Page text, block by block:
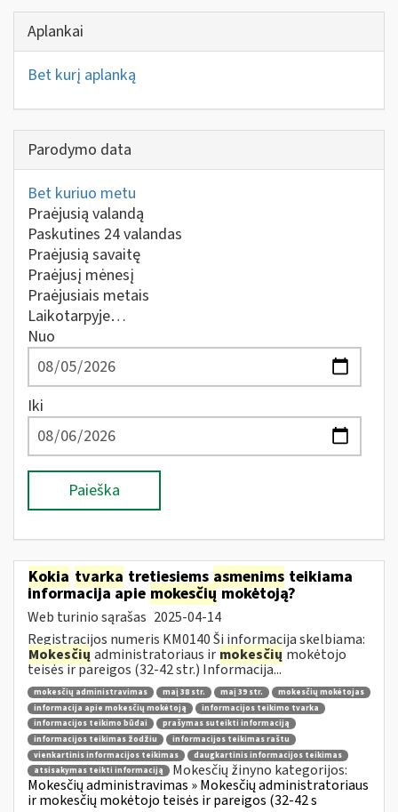
Aplankai
Bet kurį aplanką
Parodymo data
Bet kuriuo metu
Praėjusią valandą
Paskutines 24 valandas
Praėjusią savaitę
Praėjusį mėnesį
Praėjusiais metais
Laikotarpyje…
Nuo
Iki
Paieška
Kokia tvarka tretiesiems asmenims teikiama
informacija apie mokesčiųmokėtoją?
Web turinio sąrašas 2025-04-14
Registracijos numeris KM0140 Ši informacija skelbiama:
Mokesčių administratoriaus ir mokesčių mokėtojo
teisės ir pareigos (32-42 str.) Informacija...
mokesčių administravimas maį 38 str. maį 39 str.
mokesčių mokėtojas
informacija apie mokesčių mokėtoją
informacijos teikimo tvarka
informacijos teikimo būdai
prašymas suteikti informaciją
informacijos teikimas žodžiu
informacijos teikimas raštu
vienkartinis informacijos teikimas
daugkartinis informacijos teikimas
atsisakymas teikti informaciją
Mokesčių žinyno kategorijos:
Mokesčių administravimas » Mokesčių administratoriaus
ir mokesčių mokėtojo teisės ir pareigos (32-42 s